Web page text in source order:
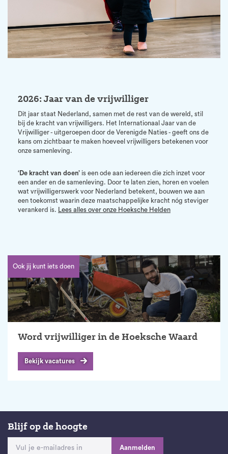
2026: Jaar van de vrijwilliger
Dit jaar staat Nederland, samen met de rest van de wereld, stil
bij de kracht van vrijwilligers. Het Internationaal Jaar van de
Vrijwilliger - uitgeroepen door de Verenigde Naties - geeft ons de
kans om zichtbaar te maken hoeveel vrijwilligers betekenen voor
onze samenleving.
‘De kracht van doen’ is een ode aan iedereen die zich inzet voor
een ander en de samenleving. Door te laten zien, horen en voelen
wat vrijwilligerswerk voor Nederland betekent, bouwen we aan
een toekomst waarin deze maatschappelijke kracht nóg steviger
verankerd is. Lees alles over onze Hoeksche Helden
Ook jij kunt iets doen
Word vrijwilliger in de Hoeksche Waard
Bekijk vacatures
Blijf op de hoogte
Aanmelden